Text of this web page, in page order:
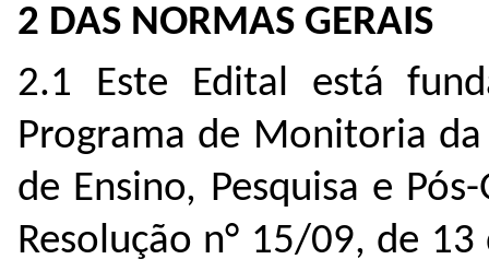
2 DAS NORMAS GERAIS
2.1 Este Edital está
Programa de Monitoria da
de Ensino, Pesquisa e
Resolução n° 15/09, de